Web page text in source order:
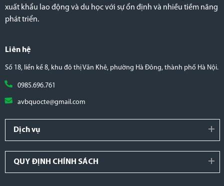
xuất khẩu lao động và du học với sự ổn định và nhiều tiềm năng
phát triển.
Liên hệ
Số 18, liền kề 8, khu đô thị Văn Khê, phường Hà Đông, thành phố Hà Nội.
0985.696.761
avbquocte@gmail.com
Dịch vụ
QUY ĐỊNH CHÍNH SÁCH